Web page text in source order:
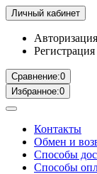
Личный кабинет
Авторизация
Регистрация
Сравнение:0
Избранное:0
Контакты
Обмен и
Способы
Способы